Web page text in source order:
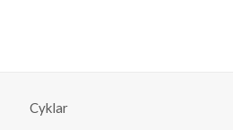
Cyklar